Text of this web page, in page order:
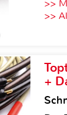
>>
>>
+